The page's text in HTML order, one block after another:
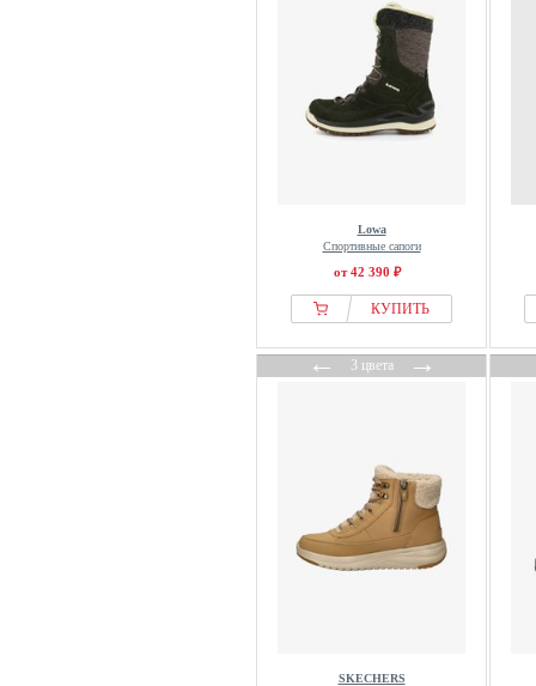
Lowa
Спортивные сапоги
от 42 390 ₽
КУПИТЬ
←3 цвета→
SKECHERS